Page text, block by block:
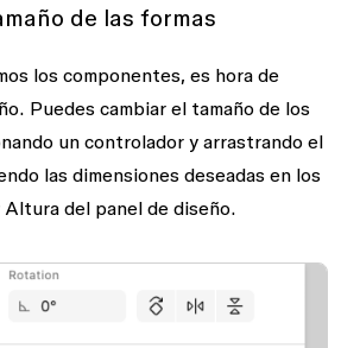
de las formas
los componentes, es hora de
Puedes cambiar el tamaño de los
un controlador y arrastrando el
las dimensiones deseadas en los
Alturadel panel de diseño.